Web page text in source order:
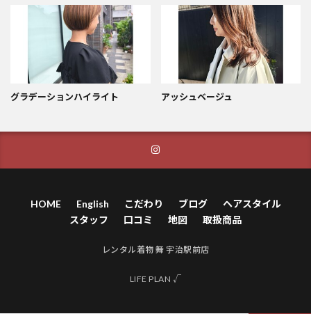
グラデーションハイライト アッシュベージュ
HOME English こだわり ブログ
ヘアスタイル
スタッフ
口コミ 地図 取扱商品
レンタル着物 舞 宇治駅前店
LIFE PLAN √